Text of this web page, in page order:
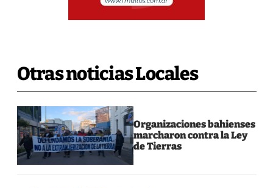
Otras noticias Locales
Organizaciones bahienses
marcharon contra la Ley
de Tierras